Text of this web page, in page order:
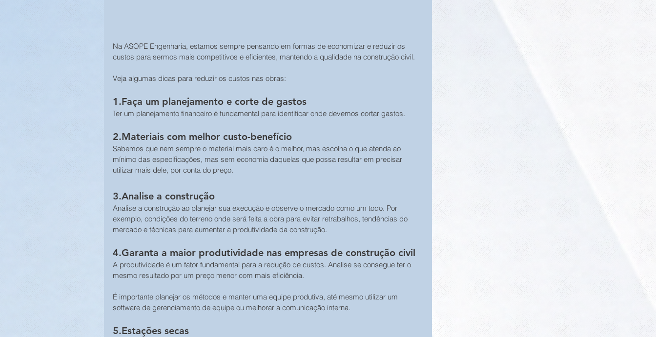
Na ASOPE Engenharia, estamos sempre pensando em formas de economizar e reduzir os
custos para sermos mais competitivos e eficientes, mantendo a qualidade na construção civil.
Veja algumas dicas para reduzir os custos nas obras:
1.Faça um planejamento e corte de gastos
Ter um planejamento financeiro é fundamental para identificar onde devemos cortar gastos.
2.Materiais com melhor custo-benefício
Sabemos que nem sempre o material mais caro é o melhor, mas escolha o que atenda ao
mínimo das especificações, mas sem economia daquelas que possa resultar em precisar
utilizar mais dele, por conta do preço.
3.Analise a construção
Analise a construção ao planejar sua execução e observe o mercado como um todo. Por
exemplo, condições do terreno onde será feita a obra para evitar retrabalhos, tendências do
mercado e técnicas para aumentar a produtividade da construção.
4.Garanta a maior produtividade nas empresas de construção civil
A produtividade é um fator fundamental para a redução de custos. Analise se consegue ter o
mesmo resultado por um preço menor com mais eficiência.
É importante planejar os métodos e manter uma equipe produtiva, até mesmo utilizar um
software de gerenciamento de equipe ou melhorar a comunicação interna.
5.Estações secas